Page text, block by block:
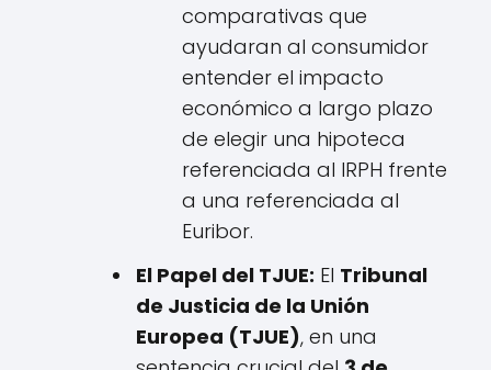
comparativas que
ayudaran al consumidor
entender el impacto
económico a largo plazo
de elegir una hipoteca
referenciada al IRPH frente
a una referenciada al
Euribor.
El Papel del TJUE: El Tribunal
de Justicia de la Unión
Europea (TJUE), en una